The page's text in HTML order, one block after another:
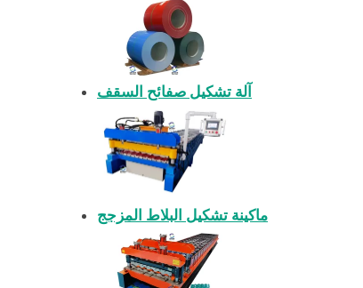
آلة تشكيل صفائح السقف
ماكينة تشكيل البلاط المزجج